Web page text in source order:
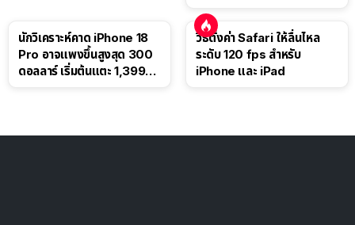
นักวิเคราะห์คาด iPhone 18
Pro อาจแพงขึ้นสูงสุด 300
ดอลลาร์ เริ่มต้นแตะ 1,399
วิธีตั้งค่า Safari ให้ลื่นไหล
ระดับ 120 fps สำหรับ
iPhone และ iPad